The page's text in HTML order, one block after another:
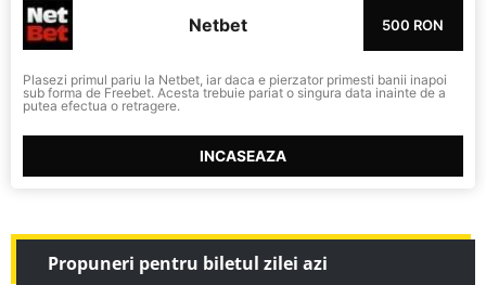
Netbet 500 RON
Plasezi primul pariu la Netbet, iar daca e pierzator primesti banii inapoi
sub forma de Freebet. Acesta trebuie pariat o singura data inainte de a
putea efectua o retragere.
INCASEAZA
Propuneri pentru biletul zilei azi